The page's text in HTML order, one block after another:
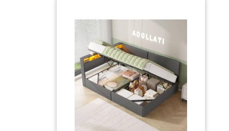
cm | Hauteur d'assise :
39 cm | Largeur
d'assise : 196 cm |
Profondeur d'assise :
59,5 cm | Hauteur du
dossier : 50 cm | Max.
Charge maximale : 110
kg
durable. Fixation Réglable : Tête ajustable avec sangles
et coussin lombaire ergonomique. Maintien stable,
antidérapant, même après des heures assis – parfait
pour travail ou repos.